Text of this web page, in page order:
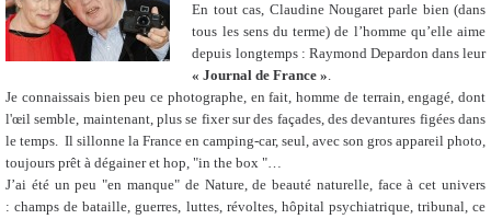
En tout cas, Claudine Nougaret parle bien (dans
tous les sens du terme) de l’homme qu’elle aime
depuis longtemps : Raymond Depardon dans leur
« Journal de France».
Je connaissais bien peu ce photographe, en fait, homme de terrain, engagé, dont
l'œil semble, maintenant, plus se fixer sur des façades, des devantures figées dans
le temps. Il sillonne la France en camping-car, seul, avec son gros appareil photo,
toujours prêt à dégainer et hop, "in the box "…
J’ai été un peu "en manque" de Nature, de beauté naturelle, face à cet univers
: champs de bataille, guerres, luttes, révoltes, hôpital psychiatrique, tribunal, ce